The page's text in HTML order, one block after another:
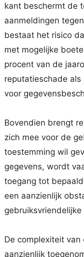
kant beschermt de
aanmeldingen
bestaat het risico
met mogelijke
procent van de
reputatieschade
voor
Bovendien brengt
zich mee voor de
toestemming wil
gegevens, wordt
toegang tot
een aanzienlijk
De complexiteit
aanzienlijk